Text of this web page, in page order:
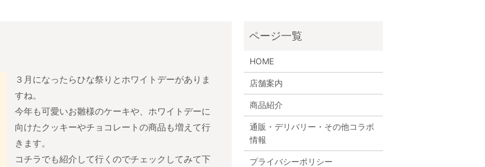
３月になったらひな祭りとホワイトデーがありま
すね。
今年も可愛いお雛様のケーキや、ホワイトデーに
向けたクッキーやチョコレートの商品も増えて行
きます。
コチラでも紹介して行くのでチェックしてみて下
HOME
店舗案内
商品紹介
通販・デリバリー・その他コラボ
情報
プライバシーポリシー